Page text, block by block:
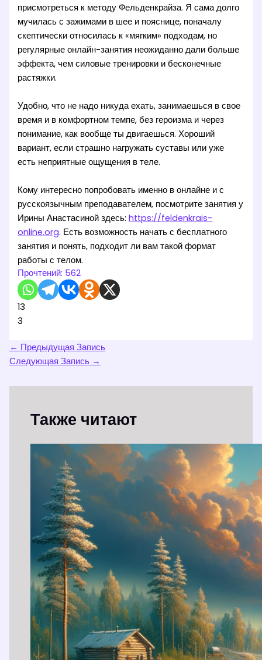
присмотреться к методу Фельденкрайза. Я сама долго
мучилась с зажимами в шее и пояснице, поначалу
скептически относилась к «мягким» подходам, но
регулярные онлайн-занятия неожиданно дали больше
эффекта, чем силовые тренировки и бесконечные
растяжки.
Удобно, что не надо никуда ехать, занимаешься в свое
время и в комфортном темпе, без героизма и через
понимание, как вообще ты двигаешься. Хороший
вариант, если страшно нагружать суставы или уже
есть неприятные ощущения в теле.
Кому интересно попробовать именно в онлайне и с
русскоязычным преподавателем, посмотрите занятия у
Ирины Анастасиной здесь:https://feldenkrais-
online.org. Есть возможность начать с бесплатного
занятия и понять, подходит ли вам такой формат
работы с телом.
Прочтений: 562
13
3
← Предыдущая Запись
Следующая Запись →
Также читают